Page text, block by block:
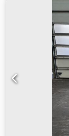
,
, 5054103
98143438